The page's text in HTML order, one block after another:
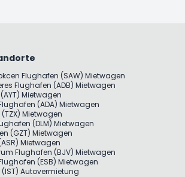
Flughafen (SAW) Mietwagen
Flughafen (ADB) Mietwagen
Mietwagen
(ADA) Mietwagen
Mietwagen
(DLM) Mietwagen
(GZT) Mietwagen
Mietwagen
Flughafen (BJV) Mietwagen
(ESB) Mietwagen
Autovermietung